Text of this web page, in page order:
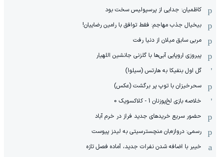
کاظمیان: جدایی از پرسپولیس سخت بود
بیخیال جذب مهاجم: فقط توافق با رامین رضاییان!
مربی سابق میلان از دنیا رفت
پیروزی اروپایی آبی‌ها با گلزنی جانشین اللهیار
گل اول بنفیکا به هارتس (سیلوا)
سحرخیزان با توپ پر برگشت (عکس)
خلاصه بازی لخ‌پوزنان 1 - کلاکسویک 0
حضور سریع خریدهای جدید فراز در خرم آباد
رسمی: دروازه‌بان منچسترسیتی به لیدز پیوست
خیبر با اضافه شدن نفرات جدید، آماده فصل تازه